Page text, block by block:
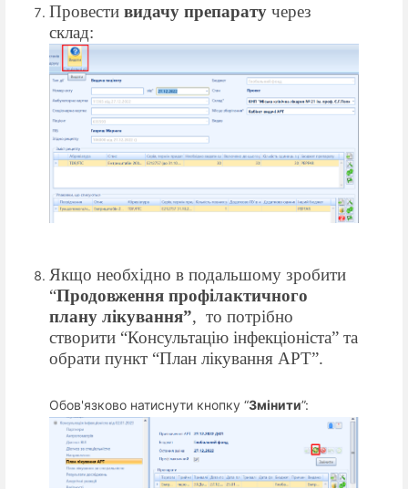
Провести видачу препарату через
склад:
Якщо необхідно в подальшому зробити
“Продовження профілактичного
плану лікування”, то потрібно
створити “Консультацію інфекціоніста” та
обрати пункт “План лікування АРТ”.
Обов'язково натиснути кнопку “Змінити”: